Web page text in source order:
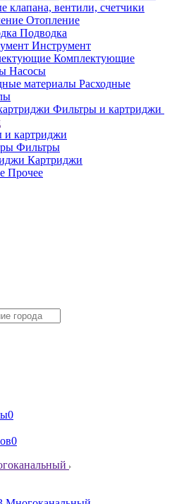
клапана, вентили, счетчики
Отопление
Подводка
Инструмент
Комплектующие
Насосы
Расходные
Фильтры и картриджи
и картриджи
Фильтры
Картриджи
Прочее
0
0